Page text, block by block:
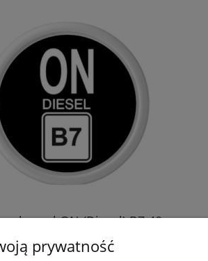
ON (Diesel) B7 40mm
prywatność